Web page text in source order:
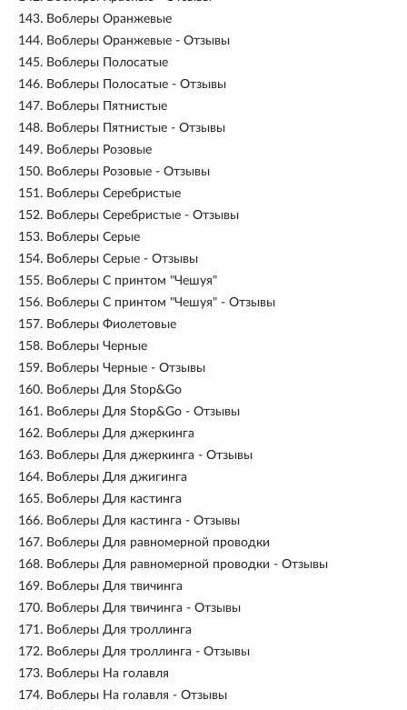
143. Воблеры Оранжевые
144. Воблеры Оранжевые - Отзывы
145. Воблеры Полосатые
146. Воблеры Полосатые - Отзывы
147. Воблеры Пятнистые
148. Воблеры Пятнистые - Отзывы
149. Воблеры Розовые
150. Воблеры Розовые - Отзывы
151. Воблеры Серебристые
152. Воблеры Серебристые - Отзывы
153. Воблеры Серые
154. Воблеры Серые - Отзывы
155. Воблеры С принтом "Чешуя"
156. Воблеры С принтом "Чешуя" - Отзывы
157. Воблеры Фиолетовые
158. Воблеры Черные
159. Воблеры Черные - Отзывы
160. Воблеры Для Stop&Go
161. Воблеры Для Stop&Go - Отзывы
162. Воблеры Для джеркинга
163. Воблеры Для джеркинга - Отзывы
164. Воблеры Для джигинга
165. Воблеры Для кастинга
166. Воблеры Для кастинга - Отзывы
167. Воблеры Для равномерной проводки
168. Воблеры Для равномерной проводки - Отзывы
169. Воблеры Для твичинга
170. Воблеры Для твичинга - Отзывы
171. Воблеры Для троллинга
172. Воблеры Для троллинга - Отзывы
173. Воблеры На голавля
174. Воблеры На голавля - Отзывы